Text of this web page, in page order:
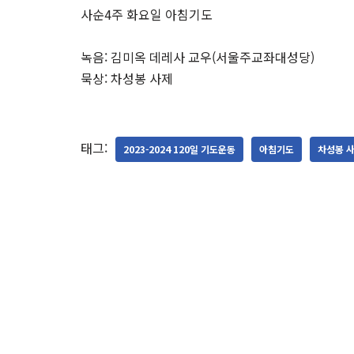
사순4주 화요일 아침기도
녹음: 김미옥 데레사 교우(서울주교좌대성당)
묵상: 차성봉 사제
태그: 2023-2024 120일 기도운동 아침기도 차성봉